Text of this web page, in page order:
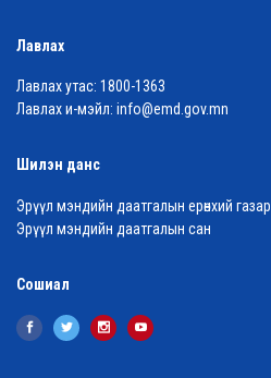
Лавлах
Лавлах утас: 1800-1363
Лавлах и-мэйл: info@emd.gov.mn
Шилэн данс
Эрүүл мэндийн даатгалын ерөнхий газар
Эрүүл мэндийн даатгалын сан
Сошиал